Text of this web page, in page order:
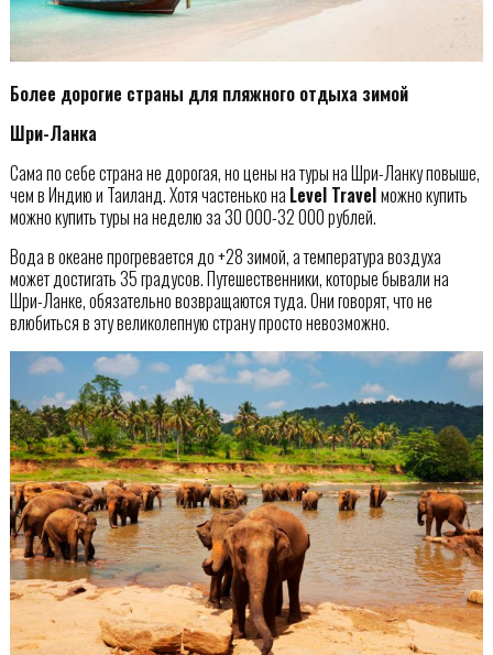
Более дорогие страны для пляжного отдыха зимой
Шри-Ланка
Сама по себе страна не дорогая, но цены на туры на Шри-Ланку повыше,
чем в Индию и Таиланд. Хотя частенько на Level Travelможно купить
можно купить туры на неделю за 30 000-32 000 рублей.
Вода в океане прогревается до +28 зимой, а температура воздуха
может достигать 35 градусов. Путешественники, которые бывали на
Шри-Ланке, обязательно возвращаются туда. Они говорят, что не
влюбиться в эту великолепную страну просто невозможно.